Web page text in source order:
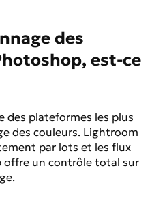
des
est-ce
des plateformes les plus
des couleurs. Lightroom
par lots et les flux
offre un contrôle total sur